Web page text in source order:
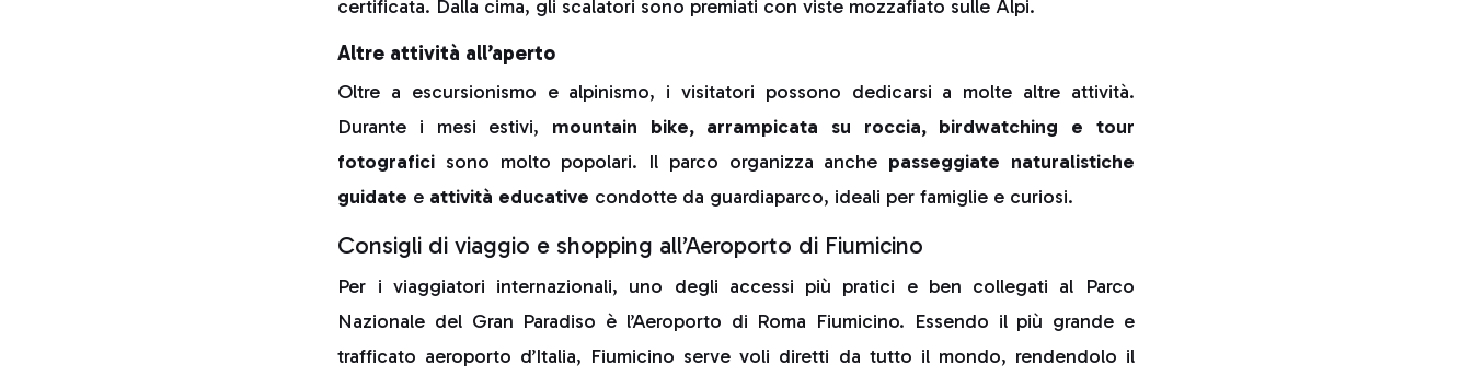
certificata. Dalla cima, gli scalatori sono premiati con viste mozzafiato sulle Alpi.
Altre attività all’aperto
Oltre a escursionismo e alpinismo, i visitatori possono dedicarsi a molte altre attività.
Durante i mesi estivi, mountain bike, arrampicata su roccia, birdwatching e tour
fotografici sono molto popolari. Il parco organizza anche passeggiate naturalistiche
guidate e attività educative condotte da guardiaparco, ideali per famiglie e curiosi.
Consigli di viaggio e shopping all’Aeroporto di Fiumicino
Per i viaggiatori internazionali, uno degli accessi più pratici e ben collegati al Parco
Nazionale del Gran Paradiso è l’Aeroporto di Roma Fiumicino. Essendo il più grande e
trafficato aeroporto d’Italia, Fiumicino serve voli diretti da tutto il mondo, rendendolo il